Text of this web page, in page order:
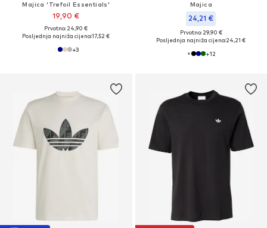
Majica 'Trefoil Essentials'
19,90 €
Prvotno: 24,90 €
Posljednja najniža cijena:17,52 €
+3
Majica
24,21 €
Prvotno: 29,90 €
Posljednja najniža cijena:24,21 €
+12